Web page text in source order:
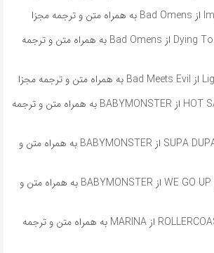
آهنگ انگلیسی Dying To Love از Bad Omens به همراه متن و ترجمه
آهنگ انگلیسی HOT SAUCE از BABYMONSTER به همراه متن و ترجمه
آهنگ انگلیسی SUPA DUPA LUV از BABYMONSTER به همراه متن و
آهنگ انگلیسی کره‌ای WE GO UP از BABYMONSTER به همراه متن و
آهنگ انگلیسی ROLLERCOASTER از MARINA به همراه متن و ترجمه